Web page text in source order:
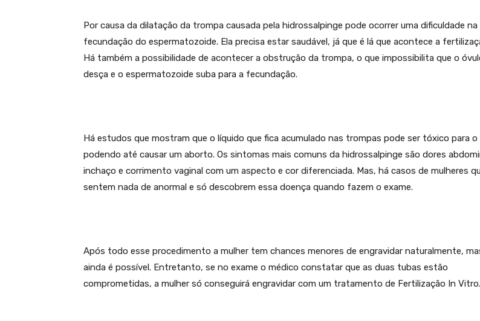
Por causa da dilatação da trompa causada pela hidrossalpinge pode ocorrer uma dificuldade na
fecundação do espermatozoide. Ela precisa estar saudável, já que é lá que acontece a
Há também a possibilidade de acontecer a obstrução da trompa, o que impossibilita que o
desça e o espermatozoide suba para a fecundação.
Há estudos que mostram que o líquido que fica acumulado nas trompas pode ser tóxico para
podendo até causar um aborto. Os sintomas mais comuns da hidrossalpinge são dores
inchaço e corrimento vaginal com um aspecto e cor diferenciada. Mas, há casos de mulheres
sentem nada de anormal e só descobrem essa doença quando fazem o exame.
Após todo esse procedimento a mulher tem chances menores de engravidar naturalmente,
ainda é possível. Entretanto, se no exame o médico constatar que as duas tubas estão
comprometidas, a mulher só conseguirá engravidar com um tratamento de Fertilização In Vitro.